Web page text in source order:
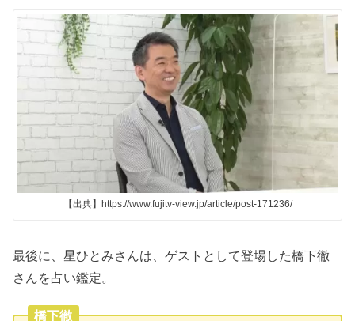
【出典】https://www.fujitv-view.jp/article/post-171236/
最後に、星ひとみさんは、ゲストとして登場した橋下徹
さんを占い鑑定。
橋下徹